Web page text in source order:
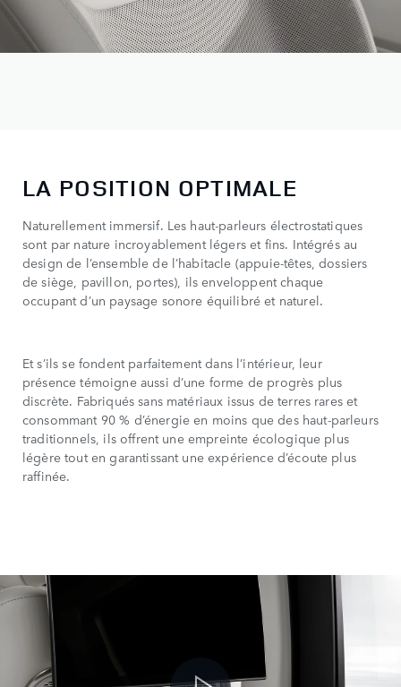
LA POSITION OPTIMALE
Naturellement immersif. Les haut-parleurs électrostatiques
sont par nature incroyablement légers et fins. Intégrés au
design de l’ensemble de l’habitacle (appuie-têtes, dossiers
de siège, pavillon, portes), ils enveloppent chaque
occupant d’un paysage sonore équilibré et naturel.
Et s’ils se fondent parfaitement dans l’intérieur, leur
présence témoigne aussi d’une forme de progrès plus
discrète. Fabriqués sans matériaux issus de terres rares et
consommant 90 % d’énergie en moins que des haut-parleurs
traditionnels, ils offrent une empreinte écologique plus
légère tout en garantissant une expérience d’écoute plus
raffinée.